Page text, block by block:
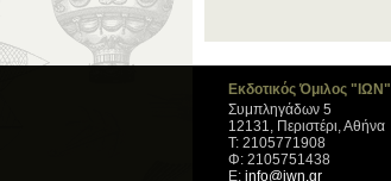
Εκδοτικός Όμιλος "ΙΩΝ"
Συμπληγάδων 5
12131, Περιστέρι, Αθήνα
Τ: 2105771908
Φ: 2105751438
Ε: info@iwn.gr